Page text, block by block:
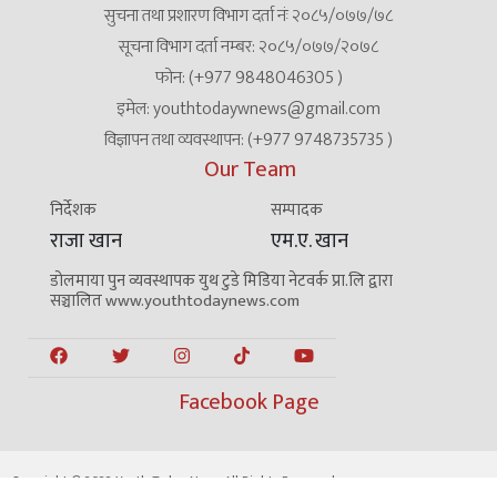
सुचना तथा प्रशारण विभाग दर्ता नंः २०८५/०७७/७८
सूचना विभाग दर्ता नम्बर: २०८५/०७७/२०७८
फोन: (+977 9848046305 )
इमेल: youthtodaywnews@gmail.com
विज्ञापन तथा व्यवस्थापन: (+977 9748735735 )
Our Team
निर्देशक
राजा खान
सम्पादक
एम.ए. खान
डोलमाया पुन व्यवस्थापक युथ टुडे मिडिया नेटवर्क प्रा.लि द्वारा
सञ्चालित www.youthtodaynews.com
Facebook Page
Copyright © 2022 Youth Today News All Rights Reserved.